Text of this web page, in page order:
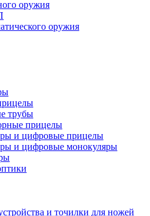
оружия
оружия
трубы
прицелы
и цифровые прицелы
и цифровые монокуляры
и точилки для ножей